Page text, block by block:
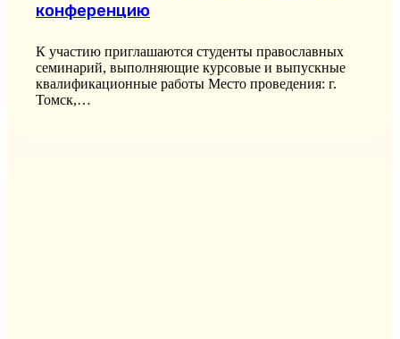
конференцию
К участию приглашаются студенты православных
семинарий, выполняющие курсовые и выпускные
квалификационные работы Место проведения: г.
Томск,…